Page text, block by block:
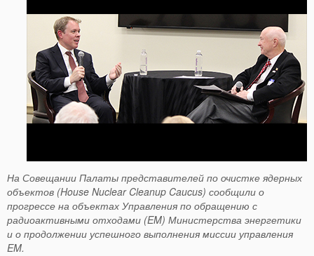
На Совещании Палаты представителей по очистке ядерных
объектов (House Nuclear Cleanup Caucus) сообщили о
прогрессе на объектах Управления по обращению с
радиоактивными отходами (EM) Министерства энергетики
и о продолжении успешного выполнения миссии управления
EM.